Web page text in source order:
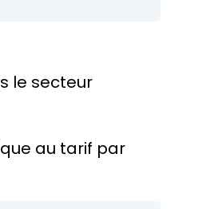
le secteur
au tarif par